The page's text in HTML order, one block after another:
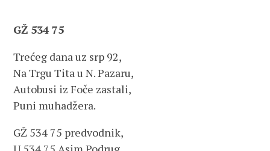
GŽ 534 75
Trećeg dana uz srp 92,
Na Trgu Tita u N. Pazaru,
Autobusi iz Foče zastali,
Puni muhadžera.
GŽ 534 75 predvodnik,